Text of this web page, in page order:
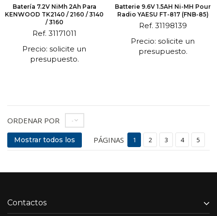
Batería 7.2V NiMh 2Ah Para
KENWOOD TK2140 / 2160 / 3140
/ 3160
Ref. 31171011
Precio: solicite un
presupuesto.
Batterie 9.6V 1.5AH Ni-MH Pour
Radio YAESU FT-817 (FNB-85)
Ref. 31198139
Precio: solicite un
presupuesto.
ORDENAR POR --
Mostrar todos los PÁGINAS 1 2 3 4 5
Contactos